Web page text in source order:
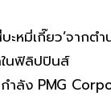
บะหมี่เกี๊ยว’จากต
นฟิลิปปินส์
ำลัง PMG